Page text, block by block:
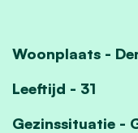
Woonplaats -
Leeftijd - 31
Gezinssituatie -